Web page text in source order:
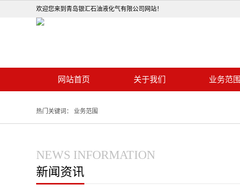
欢迎您来到青岛银汇石油液化气有限公司网站！
网站首页 关于我们 业务范围
热门关键词： 业务范围
NEWS INFORMATION
新闻资讯